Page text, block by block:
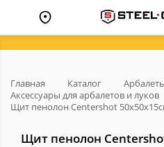
Главная Каталог
Аксессуары для арбалетов и луков
Щит пенолон Centershot
Щит пенолон